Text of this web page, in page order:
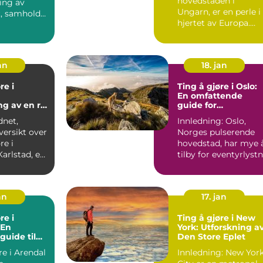
samhold
Ungarn, er en perle i
hjertet av Europa.
arkitek...
i
av en rik
over
i
18. jan
Ting å gjøre i Oslo:
En omfattende
guide for
mennesker
Innledning: Oslo,
Norges pulserende
hovedstad, har mye
tilby for
Ent...
i
til
i Arendal
17. jan
Ting å gjøre i New
York: Utforskning
Den Store Eplet
Innledning: New